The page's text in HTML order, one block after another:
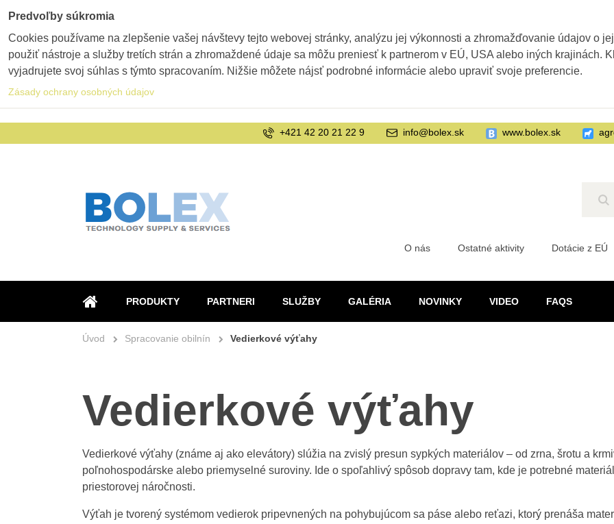
ÚVOD
PRODUKTY PARTNERI SLUŽBY GALÉRIA NOVINKY VIDEO FAQS
O nás Ostatné aktivity Dotácie z EÚ
+421 42 20 21 22 9 info@bolex.sk www.bolex.sk
Úvod Spracovanie obilnín Vedierkové výťahy
Vedierkové výťahy
Vedierkové výťahy (známe aj ako elevátory) slúžia na zvislý presun sypkých materiálov – od zrna, šrotu a
poľnohospodárske alebo priemyselné suroviny. Ide o spoľahlivý spôsob dopravy tam, kde je potrebné
priestorovej náročnosti.
Výťah je tvorený systémom vedierok pripevnených na pohybujúcom sa páse alebo reťazi, ktorý prenáša
Predvoľby súkromia
Cookies používame na zlepšenie vašej návštevy tejto webovej stránky, analýzu jej výkonnosti a zhromažďovanie údajov o
použiť nástroje a služby tretích strán a zhromaždené údaje sa môžu preniesť k partnerom v EÚ, USA alebo iných krajinách.
vyjadrujete svoj súhlas s týmto spracovaním. Nižšie môžete nájsť podrobné informácie alebo upraviť svoje preferencie.
Zásady ochrany osobných údajov